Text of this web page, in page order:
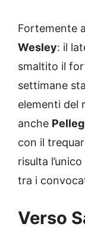
Fortemente
Wesley: il
smaltito il
settimane
elementi del
anche
con il
risulta
tra i
Verso